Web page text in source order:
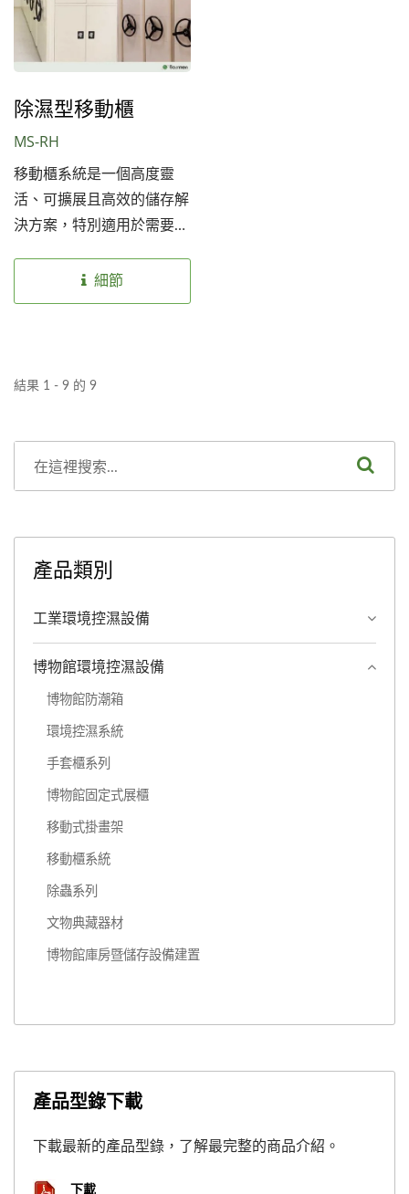
除濕型移動櫃
MS-RH
移動櫃系統是一個高度靈
活、可擴展且高效的儲存解
決方案，特別適用於需要長
檔案及資料。它不僅能提高
儲存容量，還能大幅提升管
場所的理想選擇。
細節
結果 1 - 9 的 9
產品類別
工業環境控濕設備
博物館環境控濕設備
博物館防潮箱
環境控濕系統
手套櫃系列
博物館固定式展櫃
移動式掛畫架
移動櫃系統
除蟲系列
文物典藏器材
博物館庫房暨儲存設備建置
產品型錄下載
下載最新的產品型錄，了解最完整的商品介紹。
下載